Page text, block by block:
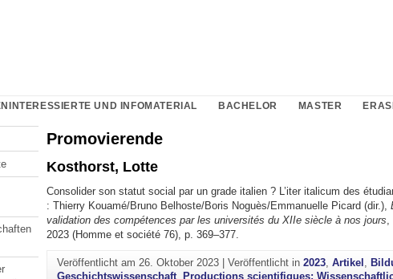
UND INFOMATERIAL BACHELOR MASTER
Promovierende
Kosthorst, Lotte
Consolider son statut social par un grade italien ? L’iter italicum des
: Thierry Kouamé/Bruno Belhoste/Boris Noguès/Emmanuelle Picard (dir.),
validation des compétences par les universités du XIIe siècle à nos jours
2023 (Homme et société 76), p. 369–377.
Veröffentlicht am26. Oktober 2023 |Veröffentlicht in2023,Artikel ,
Geschichtswissenschaft, Productions scientifiques: